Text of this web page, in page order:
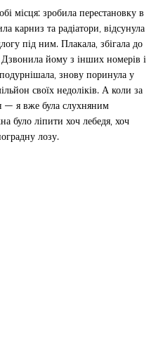
місця: зробила перестановку в
карниз та радіатори, відсунула
під ним. Плакала, збігала до
йому з інших номерів і
знову поринула у
своїх недоліків. А коли за
— я вже була слухняним
було ліпити хоч лебедя, хоч
лозу.